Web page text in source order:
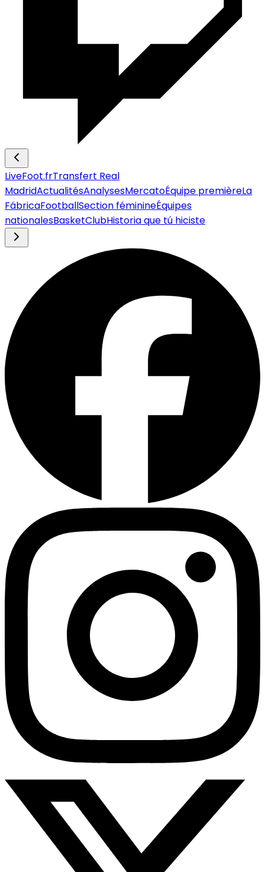
LiveFoot.frTransfert Real
MadridActualitésAnalysesMercatoÉquipe premièreLa
FábricaFootballSection féminineÉquipes
nationalesBasketClubHistoria que tú hiciste